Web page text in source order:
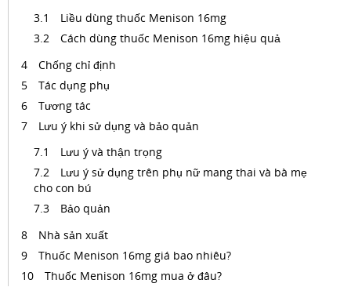
Liều dùng thuốc Menison 16mg
Cách dùng thuốc Menison 16mg hiệu quả
Chống chỉ định
Tác dụng phụ
Tương tác
Lưu ý khi sử dụng và bảo quản
Lưu ý và thận trọng
Lưu ý sử dụng trên phụ nữ mang thai và bà mẹ
cho con bú
Bảo quản
Nhà sản xuất
Thuốc Menison 16mg giá bao nhiêu?
Thuốc Menison 16mg mua ở đâu?